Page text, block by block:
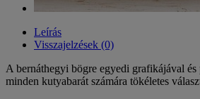
Leírás
Visszajelzések (0)
A bernáthegyi bögre egyedi grafikájával
minden kutyabarát számára tökéletes